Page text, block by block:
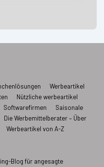
Werbeartikel
Nützliche werbeartikel
Softwarefirmen
Saisonale
Die Werbemittelberater – Über
Werbeartikel von A-Z
Blog für angesagte